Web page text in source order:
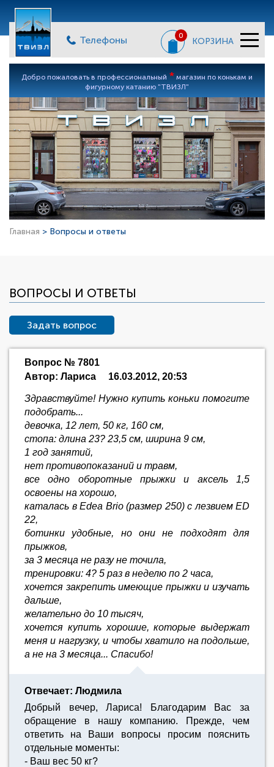
Телефоны 0
КОРЗИНА
Добро пожаловать в профессиональный * магазин по конькам и
фигурному катанию "ТВИЗЛ"
Главная > Вопросы и ответы
ВОПРОСЫ И ОТВЕТЫ
Задать вопрос
Вопрос № 7801
Автор: Лариса
16.03.2012, 20:53
Здравствуйте! Нужно купить коньки помогите
подобрать...
девочка, 12 лет, 50 кг, 160 см,
стопа: длина 23? 23,5 см, ширина 9 см,
1 год занятий,
нет противопоказаний и травм,
все одно оборотные прыжки и аксель 1,5
освоены на хорошо,
каталась в Edea Brio (размер 250) с лезвием ED
22,
ботинки удобные, но они не подходят для
прыжков,
за 3 месяца не разу не точила,
тренировки: 4? 5 раз в неделю по 2 часа,
хочется закрепить имеющие прыжки и изучать
дальше,
желательно до 10 тысяч,
хочется купить хорошие, которые выдержат
меня и нагрузку, и чтобы хватило на подольше,
а не на 3 месяца... Спасибо!
Отвечает: Людмила
Добрый вечер, Лариса! Благодарим Вас за
обращение в нашу компанию. Прежде, чем
ответить на Ваши вопросы просим пояснить
отдельные моменты:
- Ваш вес 50 кг?